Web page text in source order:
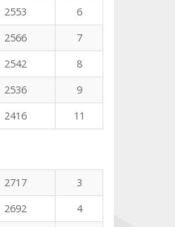
2553
6
2566
7
2542
8
2536
9
2416 11
2717
3
2692
4